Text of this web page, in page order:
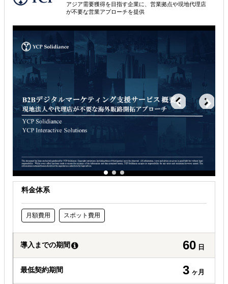
アジア需要獲得を目指す企業に、営業拠点や現地代理店
が不要な営業アプローチを提供
料金体系
月額費用 スポット費用
導入までの期間 60 日
最低契約期間 3 ヶ月